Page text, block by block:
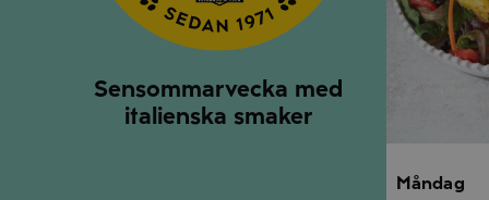
Sensommarvecka med
italienska smaker
Måndag